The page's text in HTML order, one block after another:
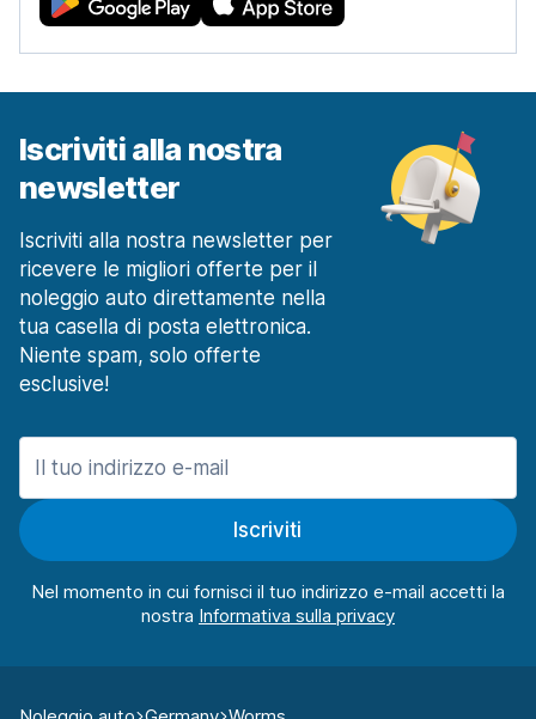
Iscriviti alla nostra
newsletter
Iscriviti alla nostra newsletter per
ricevere le migliori offerte per il
noleggio auto direttamente nella
tua casella di posta elettronica.
Niente spam, solo offerte
esclusive!
Iscriviti
Nel momento in cui fornisci il tuo indirizzo e-mail accetti la
nostra